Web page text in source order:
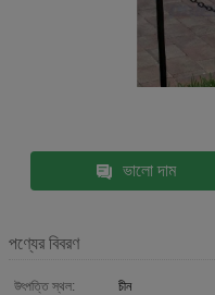
ভালো দাম
পণ্যের বিবরণ
উৎপত্তি স্থল:
চীন